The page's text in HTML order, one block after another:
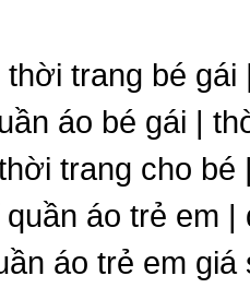
thời trang bé gái
áo bé gái |
trang cho
áo trẻ em
áo trẻ em